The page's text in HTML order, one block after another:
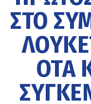
ΣΤΟ
ΟΤΑ